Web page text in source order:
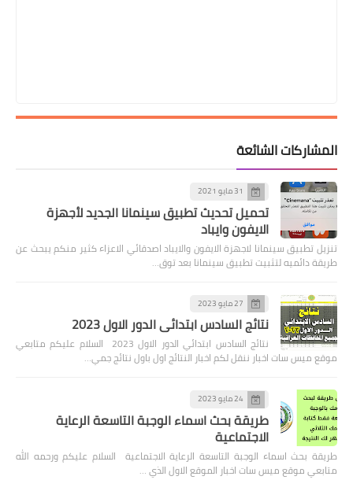
المشاركات الشائعة
31 مايو 2021
تحميل تحديث تطبيق سينمانا الجديد لأجهزة
الايفون وايباد
تنزيل تطبيق سينمانا لاجهزة الايفون والايباد اصدقائي الاعزاء كثير منكم يبحث عن
طريقة دائميه لتثبيت تطبيق سينمانا بعد توق…
27 مايو 2023
نتائج السادس ابتدائي الدور الاول 2023
نتائج السادس ابتدائي الدور الاول 2023 السلام عليكم متابعي
موقع ميس سات اخبار ننقل لكم اخبار النتائج اول باول نتائج جمي…
24 مايو 2023
طريقة بحث اسماء الوجبة التاسعة الرعاية
الاجتماعية
طريقة بحث اسماء الوجبة التاسعة الرعاية الاجتماعية السلام عليكم ورحمه الله
متابعي موقع ميس سات اخبار الموقع الاول الذي …